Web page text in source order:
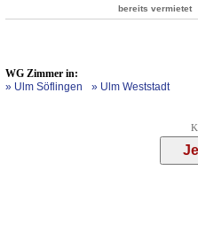
bereits vermietet
WG Zimmer in:
» Ulm Söflingen
» Ulm Weststadt